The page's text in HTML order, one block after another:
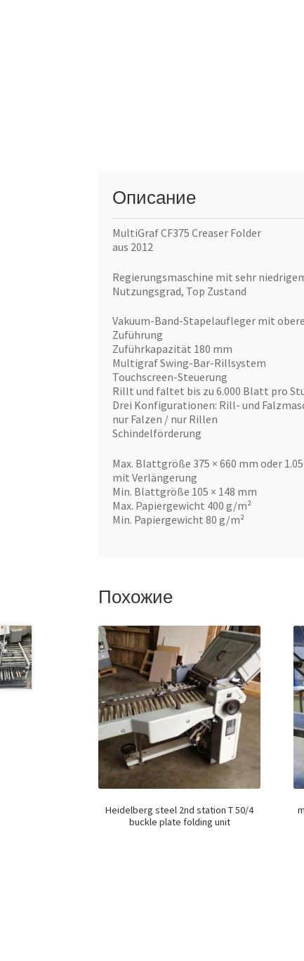
Описание
MultiGraf CF375 Creaser Folder
aus 2012
Regierungsmaschine mit sehr
Nutzungsgrad, Top Zustand
Vakuum-Band-Stapelaufleger mit
Zuführung
Zuführkapazität 180 mm
Multigraf Swing-Bar-Rillsystem
Touchscreen-Steuerung
Rillt und faltet bis zu 6.000 Blatt pro
Drei Konfigurationen: Rill- und
nur Falzen / nur Rillen
Schindelförderung
Max. Blattgröße 375 × 660 mm oder
mit Verlängerung
Min. Blattgröße 105 × 148 mm
Max. Papiergewicht 400 g/m²
Min. Papiergewicht 80 g/m²
Похожие
Heidelberg steel 2nd station T 50/4
buckle plate folding unit